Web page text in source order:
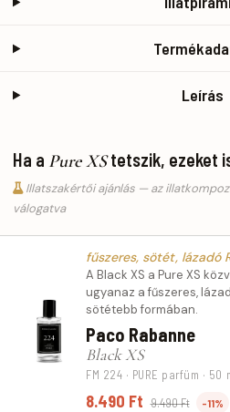
Leírás
Ha a Pure XStetszik, ezeket
Illatszakértői ajánlás — az
válogatva
fűszeres, sötét, lázadó
A Black XS a Pure XS
ugyanaz a fűszeres,
sötétebb formában.
Paco Rabanne
Black XS
FM 224 · PURE parfüm · 50
8.490 Ft 9.490 Ft -11%